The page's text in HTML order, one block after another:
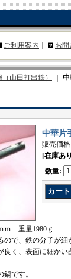
ご利用案内 お問
山田打出鉄） 中
中華片
販売価格
[在庫あ
数量:
ｍ 重量1980ｇ
で、鉄の分子が細
良く、表面に細か
です。